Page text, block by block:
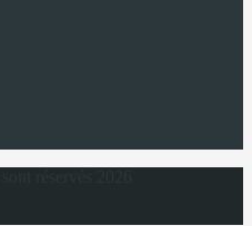
réservés 2026